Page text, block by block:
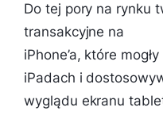
Do tej pory na rynku
transakcyjne na
iPhone’a, które
iPadach i
wyglądu ekranu